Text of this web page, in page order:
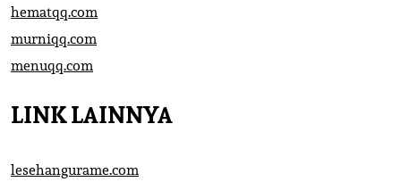
hematqq.com
murniqq.com
menuqq.com
LINK LAINNYA
lesehangurame.com